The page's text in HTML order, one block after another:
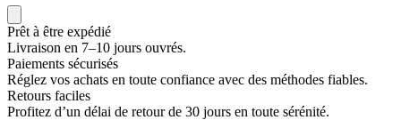
Prêt à être expédié
Livraison en 7–10 jours ouvrés.
Paiements sécurisés
Réglez vos achats en toute confiance avec des méthodes fiables.
Retours faciles
Profitez d’un délai de retour de 30 jours en toute sérénité.